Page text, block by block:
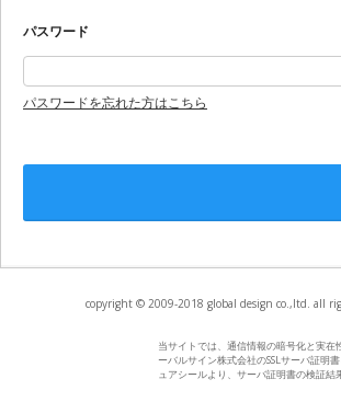
パスワード
パスワードを忘れた方はこちら
copyright © 2009-2018 global design co.,ltd. all
当サイトでは、通信情報の暗号化と実在
ーバルサイン株式会社のSSLサーバ証明
ュアシールより、サーバ証明書の検証結